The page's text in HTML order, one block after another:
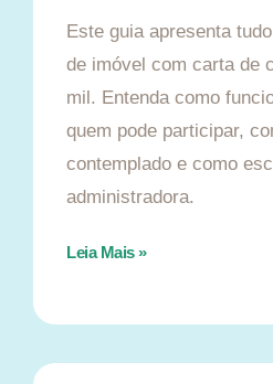
Este guia apresenta
de imóvel com carta de
mil. Entenda como
quem pode participar,
contemplado e como
administradora.
Leia Mais »